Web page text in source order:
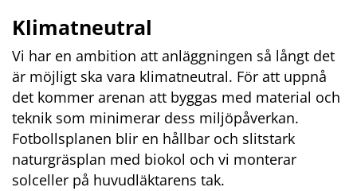
Klimatneutral
Vi har en ambition att anläggningen så långt det
är möjligt ska vara klimatneutral. För att uppnå
det kommer arenan att byggas med material och
teknik som minimerar dess miljöpåverkan.
Fotbollsplanen blir en hållbar och slitstark
naturgräsplan med biokol och vi monterar
solceller på huvudläktarens tak.